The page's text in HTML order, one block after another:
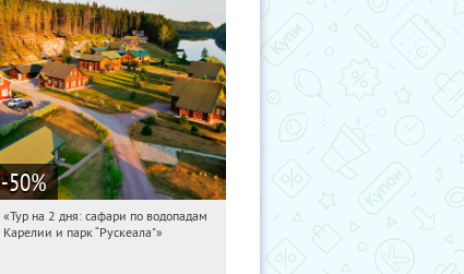
-50%
20:22:31 Купили:
«Тур на 2 дня: сафари по водопадам
Карелии и парк “Рускеала"»